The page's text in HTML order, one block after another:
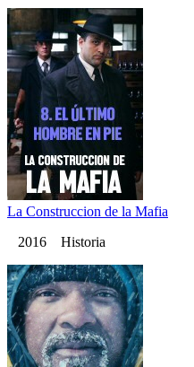
La Construccion de la Mafia
2016 Historia